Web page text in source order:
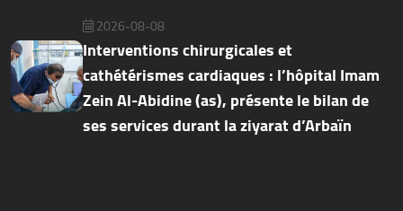
2026-08-08
Interventions chirurgicales et
cathétérismes cardiaques : l’hôpital Imam
Zein Al-Abidine (as), présente le bilan de
ses services durant la ziyarat d’Arbaïn